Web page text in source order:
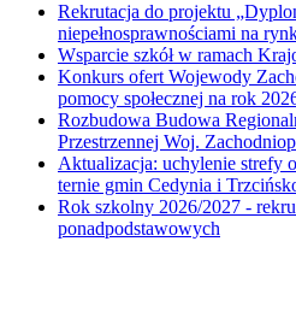
Rekrutacja do projektu
niepełnosprawnościami na
Wsparcie szkół w ramach
Konkurs ofert Wojewody
pomocy społecznej na rok
Rozbudowa Budowa
Przestrzennej Woj.
Aktualizacja: uchylenie strefy
ternie gmin Cedynia i
Rok szkolny 2026/2027 -
ponadpodstawowych